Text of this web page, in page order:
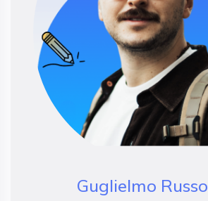
Guglielmo Russo